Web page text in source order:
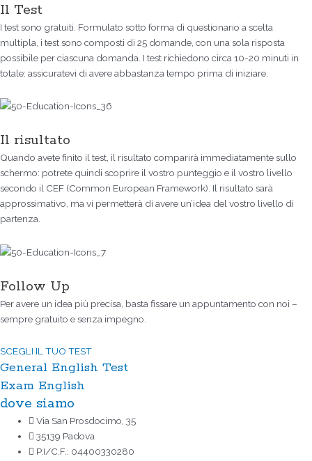
Il Test
I test sono gratuiti. Formulato sotto forma di questionario a scelta
multipla, i test sono composti di 25 domande, con una sola risposta
possibile per ciascuna domanda. I test richiedono circa 10-20 minuti in
totale: assicuratevi di avere abbastanza tempo prima di iniziare.
Il risultato
Quando avete finito il test, il risultato comparirà immediatamente sullo
schermo: potrete quindi scoprire il vostro punteggio e il vostro livello
secondo il CEF (Common European Framework). Il risultato sarà
approssimativo, ma vi permetterà di avere un’idea del vostro livello di
partenza.
Follow Up
Per avere un idea più precisa, basta fissare un appuntamento con noi –
sempre gratuito e senza impegno.
SCEGLI IL TUO TEST
General English Test
Exam English
dove siamo
Via San Prosdocimo, 35
35139 Padova
P.I/C.F.: 04400330280